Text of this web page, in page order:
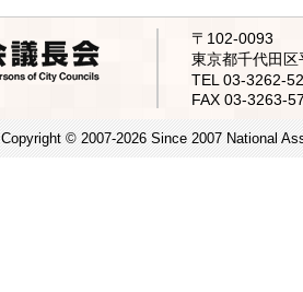
〒102-0093
東京都千代田
TEL 03-3262-
FAX 03-3263-
Copyright © 2007-2026 Since 2007 National